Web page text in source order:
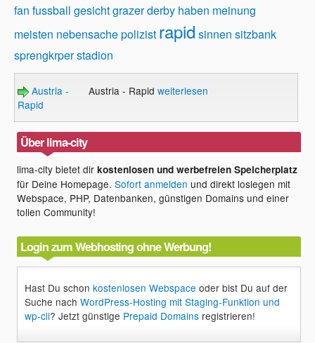
fan fussball gesichtgrazer derby haben meinung
meisten nebensachepolizist rapid sinnen sitzbank
sprengkrperstadion
Austria -
Rapid
Austria - Rapid weiterlesen
Über lima-city
lima-city bietet dirkostenlosen und werbefreien Speicherplatz
für Deine Homepage.Sofort anmelden und direkt loslegen mit
Webspace, PHP, Datenbanken, günstigen Domains und einer
tollen Community!
Login zum Webhosting ohne Werbung!
Hast Du schonkostenlosen Webspace oder bist Du auf der
Suche nachWordPress-Hosting mit Staging-Funktion und
wp-cli? Jetzt günstige Prepaid Domains registrieren!